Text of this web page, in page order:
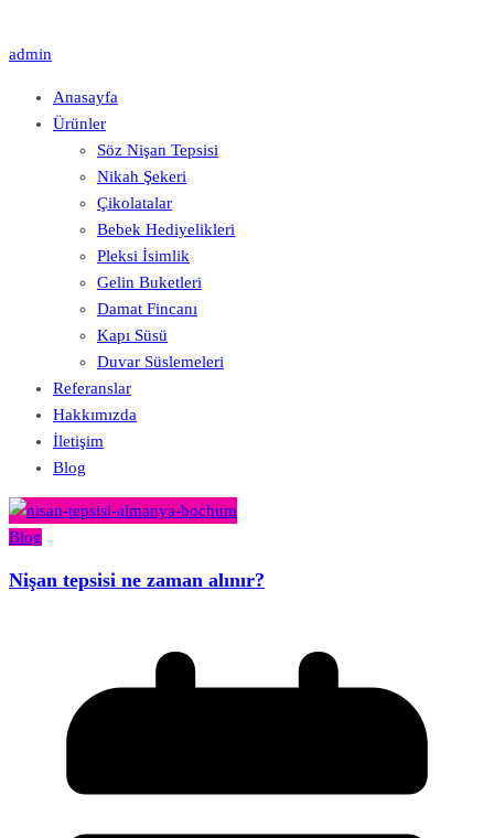
admin
Anasayfa
Ürünler
Söz Nişan Tepsisi
Nikah Şekeri
Çikolatalar
Bebek Hediyelikleri
Pleksi İsimlik
Gelin Buketleri
Damat Fincanı
Kapı Süsü
Duvar Süslemeleri
Referanslar
Hakkımızda
İletişim
Blog
Blog
Nişan tepsisi ne zaman alınır?